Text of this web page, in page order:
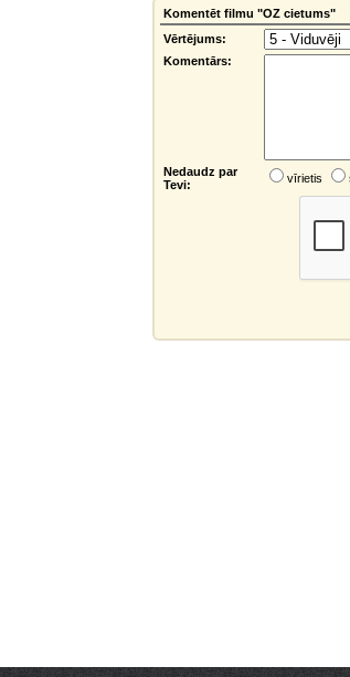
Komentēt filmu "OZ cietums"
Vērtējums:
Komentārs:
Nedaudz par
Tevi:
vīrietis